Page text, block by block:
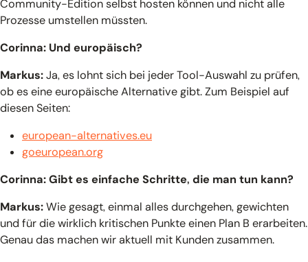
Community-Edition selbst hosten können und nicht alle
Prozesse umstellen müssten.
Corinna: Und europäisch?
Markus:Ja, es lohnt sich bei jeder Tool-Auswahl zu prüfen,
ob es eine europäische Alternative gibt. Zum Beispiel auf
diesen Seiten:
european-alternatives.eu
goeuropean.org
Corinna: Gibt es einfache Schritte, die man tun kann?
Markus:Wie gesagt, einmal alles durchgehen, gewichten
und für die wirklich kritischen Punkte einen Plan B erarbeiten.
Genau das machen wir aktuell mit Kunden zusammen.